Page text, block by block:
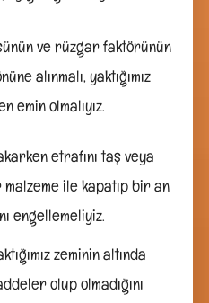
ve rüzgar faktörünün
alınmalı, yaktığımız
emin olmalıyız.
etrafını taş veya
ile kapatıp bir an
engellemeliyiz.
zeminin altında
olup olmadığını